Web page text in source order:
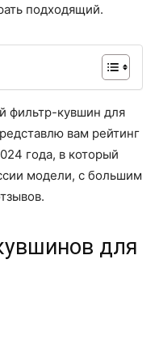
подходящий.
фильтр-кувшин для
вам рейтинг
года, в который
модели, с большим
для